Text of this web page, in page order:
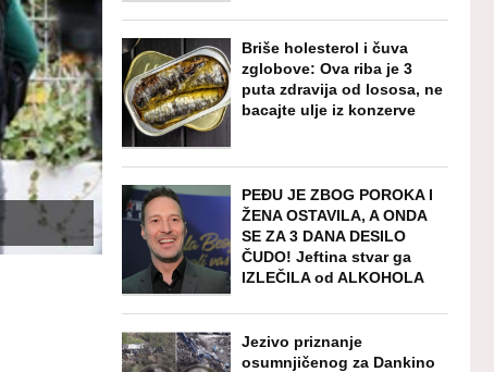
Briše holesterol i čuva
zglobove: Ova riba je 3
puta zdravija od lososa, ne
bacajte ulje iz konzerve
PEĐU JE ZBOG POROKA I
ŽENA OSTAVILA, A ONDA
SE ZA 3 DANA DESILO
ČUDO! Jeftina stvar ga
IZLEČILA od ALKOHOLA
Jezivo priznanje
osumnjičenog za Dankino